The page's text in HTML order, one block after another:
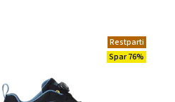
Restparti
Spar 76%